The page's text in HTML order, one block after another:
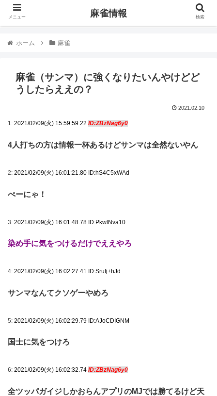
ホーム 麻雀
麻雀（サンマ）に強くなりたいんやけどど
うしたらええの？
2021.02.10
1: 2021/02/09(火) 15:59:59.22 ID:ZBzNag6y0
4人打ちの方は情報一杯あるけどサンマは全然ないやん
2: 2021/02/09(火) 16:01:21.80 ID:hS4C5xWAd
ぺーにゃ！
3: 2021/02/09(火) 16:01:48.78 ID:PkwlNva10
染め手に気をつけるだけでええやろ
4: 2021/02/09(火) 16:02:27.41 ID:Srufj+hJd
サンマなんてクソゲーやめろ
5: 2021/02/09(火) 16:02:29.79 ID:AJoCDIGNM
国士に気をつけろ
6: 2021/02/09(火) 16:02:32.74 ID:ZBzNag6y0
全ツッパガイジしかおらんアプリのMJでは勝てるけど天
メニュー 麻雀情報 検索